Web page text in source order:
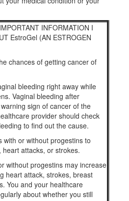
INFORMATION I
EstroGel (AN ESTROGEN
chances of getting cancer of
bleeding right away while
Vaginal bleeding after
sign of cancer of the
provider should check
to find out the cause.
with or without progestins to
attacks, or strokes.
without progestins may increase
heart attack, strokes, breast
You and your healthcare
about whether you still